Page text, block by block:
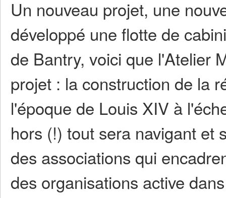
Un nouveau projet, une
développé une flotte de
de Bantry, voici que l'Atelier
projet : la construction de la
l'époque de Louis XIV à
hors (!) tout sera navigant et
des associations qui
des organisations active